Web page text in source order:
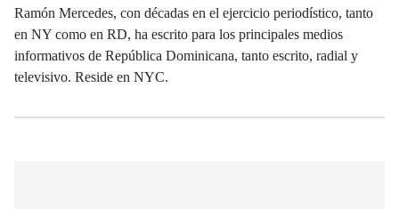
Ramón Mercedes, con décadas en el ejercicio periodístico, tanto
en NY como en RD, ha escrito para los principales medios
informativos de República Dominicana, tanto escrito, radial y
televisivo. Reside en NYC.